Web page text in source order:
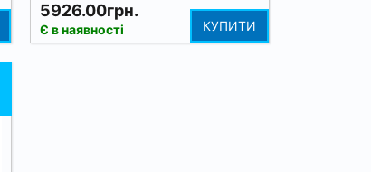
5926.00грн.
Є в наявності КУПИТИ